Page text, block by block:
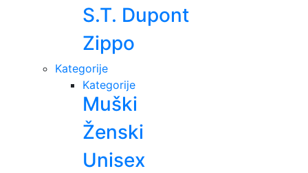
S.T. Dupont
Zippo
Kategorije
Kategorije
Muški
Ženski
Unisex